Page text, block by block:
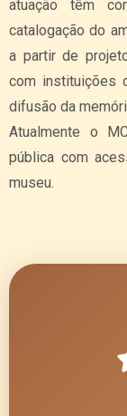
atuação têm
catalogação do
a partir de
com instituições
difusão da
Atualmente o
pública com
museu.